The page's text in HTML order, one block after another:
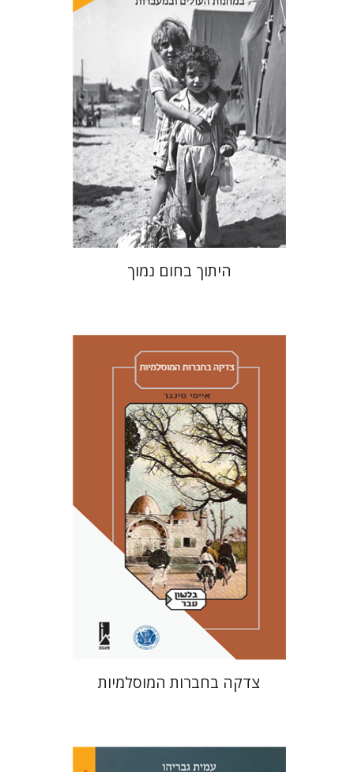
הנחת אתר ספר מודפס
$46
$41
היתוך בחום נמוך
איימי סינגר
יצחק חן
אבנר גלעדי
מירי
אליאב-פלדון
רענן ריין
דורון מגן
הנחת אתר ספר מודפס
$46
$41
צדקה בחברות המוסלמיות